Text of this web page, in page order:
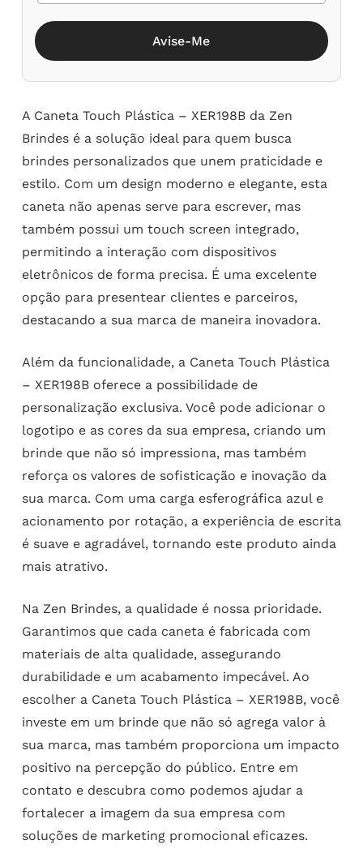
Avise-Me
A Caneta Touch Plástica – XER198B da Zen
Brindes é a solução ideal para quem busca
brindes personalizados que unem praticidade e
estilo. Com um design moderno e elegante, esta
caneta não apenas serve para escrever, mas
também possui um touch screen integrado,
permitindo a interação com dispositivos
eletrônicos de forma precisa. É uma excelente
opção para presentear clientes e parceiros,
destacando a sua marca de maneira inovadora.
Além da funcionalidade, a Caneta Touch Plástica
– XER198B oferece a possibilidade de
personalização exclusiva. Você pode adicionar o
logotipo e as cores da sua empresa, criando um
brinde que não só impressiona, mas também
reforça os valores de sofisticação e inovação da
sua marca. Com uma carga esferográfica azul e
acionamento por rotação, a experiência de escrita
é suave e agradável, tornando este produto ainda
mais atrativo.
Na Zen Brindes, a qualidade é nossa prioridade.
Garantimos que cada caneta é fabricada com
materiais de alta qualidade, assegurando
durabilidade e um acabamento impecável. Ao
escolher a Caneta Touch Plástica – XER198B, você
investe em um brinde que não só agrega valor à
sua marca, mas também proporciona um impacto
positivo na percepção do público. Entre em
contato e descubra como podemos ajudar a
fortalecer a imagem da sua empresa com
soluções de marketing promocional eficazes.